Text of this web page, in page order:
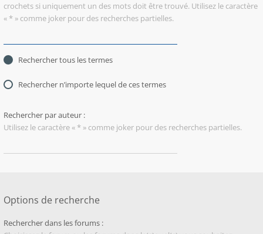
crochets si uniquement un des mots doit être trouvé. Utilisez le caractère
« * » comme joker pour des recherches partielles.
Rechercher tous les termes
Rechercher n’importe lequel de ces termes
Rechercher par auteur :
Utilisez le caractère « * » comme joker pour des recherches partielles.
Options de recherche
Rechercher dans les forums :